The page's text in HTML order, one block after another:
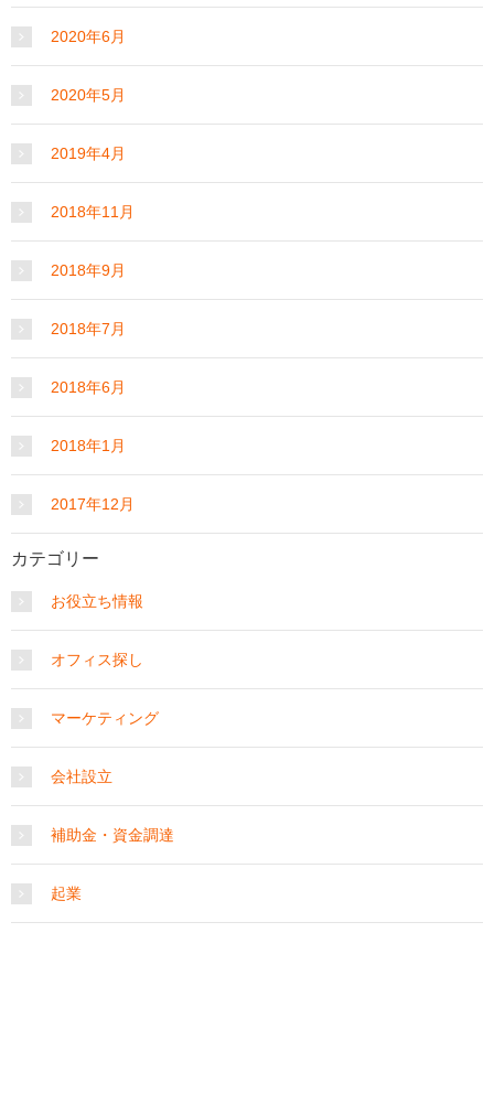
2020年6月
2020年5月
2019年4月
2018年11月
2018年9月
2018年7月
2018年6月
2018年1月
2017年12月
カテゴリー
お役立ち情報
オフィス探し
マーケティング
会社設立
補助金・資金調達
起業